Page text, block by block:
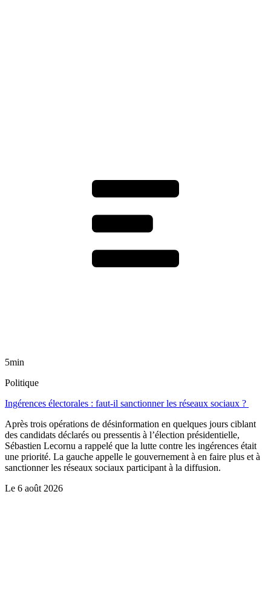
5min
Politique
Ingérences électorales : faut-il sanctionner les réseaux sociaux ?
Après trois opérations de désinformation en quelques jours ciblant
des candidats déclarés ou pressentis à l’élection présidentielle,
Sébastien Lecornu a rappelé que la lutte contre les ingérences était
une priorité. La gauche appelle le gouvernement à en faire plus et à
sanctionner les réseaux sociaux participant à la diffusion.
Le 6 août 2026